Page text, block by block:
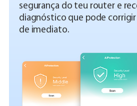
segurança do teu router e
diagnóstico que pode
de imediato.